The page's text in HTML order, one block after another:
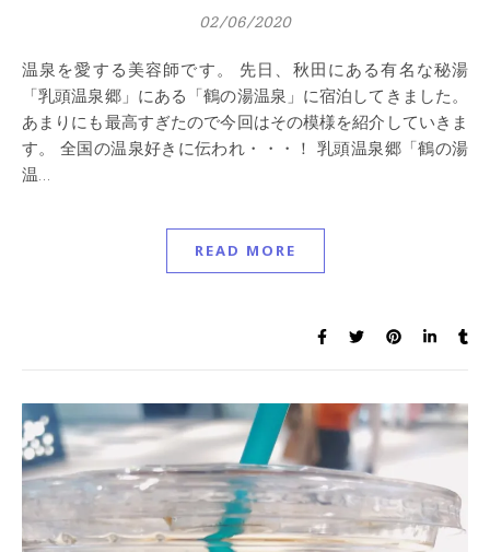
02/06/2020
温泉を愛する美容師です。 先日、秋田にある有名な秘湯
「乳頭温泉郷」にある「鶴の湯温泉」に宿泊してきました。
あまりにも最高すぎたので今回はその模様を紹介していきま
す。 全国の温泉好きに伝われ・・・！ 乳頭温泉郷「鶴の湯
温…
READ MORE